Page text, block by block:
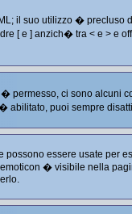
il suo utilizzo �
[ e ] anzich� tra < e > e
permesso, ci sono alcuni
abilitato, puoi sempre
essere usate per
� visibile nella